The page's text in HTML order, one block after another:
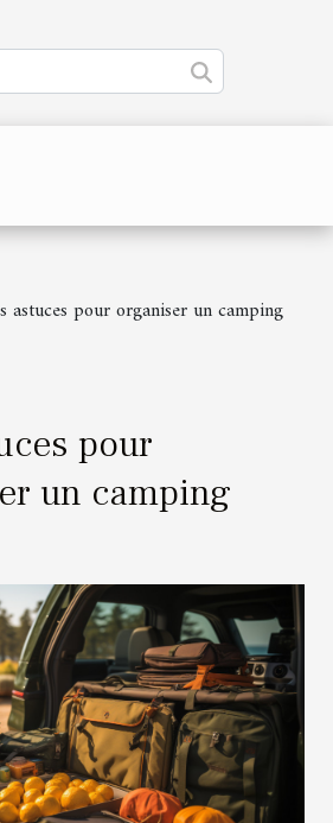
astuces pour organiser un camping
pour
un camping